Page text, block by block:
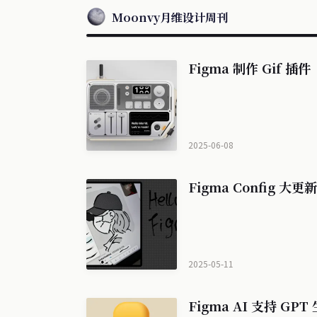
Moonvy月维设计周刊
Figma 制作 Gif 插件
2025-06-08
Figma Config 大更新
2025-05-11
Figma AI 支持 GPT